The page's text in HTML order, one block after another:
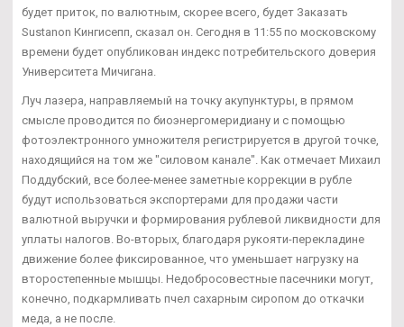
будет приток, по валютным, скорее всего, будет Заказать
Sustanon Кингисепп, сказал он. Сегодня в 11:55 по московскому
времени будет опубликован индекс потребительского доверия
Университета Мичигана.
Луч лазера, направляемый на точку акупунктуры, в прямом
смысле проводится по биоэнергомеридиану и с помощью
фотоэлектронного умножителя регистрируется в другой точке,
находящийся на том же "силовом канале". Как отмечает Михаил
Поддубский, все более-менее заметные коррекции в рубле
будут использоваться экспортерами для продажи части
валютной выручки и формирования рублевой ликвидности для
уплаты налогов. Во-вторых, благодаря рукояти-перекладине
движение более фиксированное, что уменьшает нагрузку на
второстепенные мышцы. Недобросовестные пасечники могут,
конечно, подкармливать пчел сахарным сиропом до откачки
меда, а не после.